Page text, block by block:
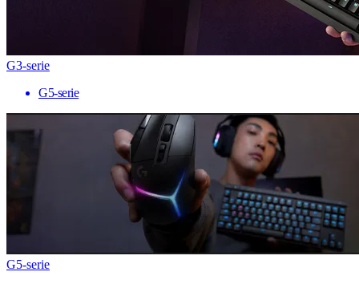
G3-serie
G5-serie
G5-serie